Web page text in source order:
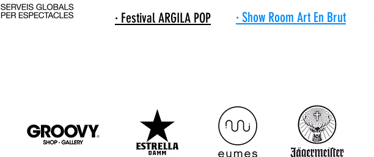
· Festival ARGILA POP
· Show Room Art En Brut